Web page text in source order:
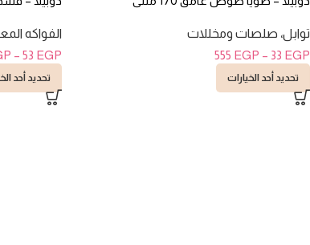
توابل، صلصات ومخللات
33 EGP
–
555 EGP
تحديد أحد الخيارات
الفواكه
53 EGP
–
تحديد أحد